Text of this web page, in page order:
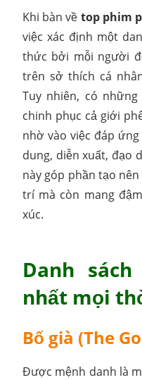
Khi bàn về top phim
việc xác định một
thức bởi mỗi người
trên sở thích cá
Tuy nhiên, có
chinh phục cả giới
nhờ vào việc đáp
dung, diễn xuất, đạo
này góp phần tạo
trí mà còn mang
xúc.
Danh
nhất mọi
Bố già (The
Được mệnh danh là